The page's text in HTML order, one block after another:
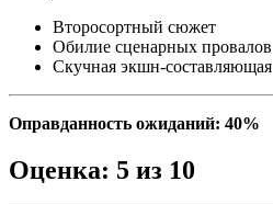
Второсортный сюжет
Обилие сценарных провалов
Скучная экшн-составляющая
Оправданность ожиданий: 40%
Оценка: 5 из 10